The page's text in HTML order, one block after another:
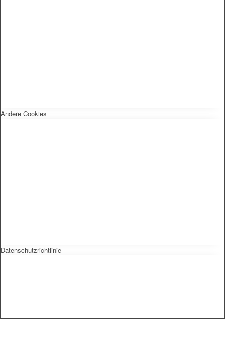
Andere Cookies
Datenschutzrichtlinie